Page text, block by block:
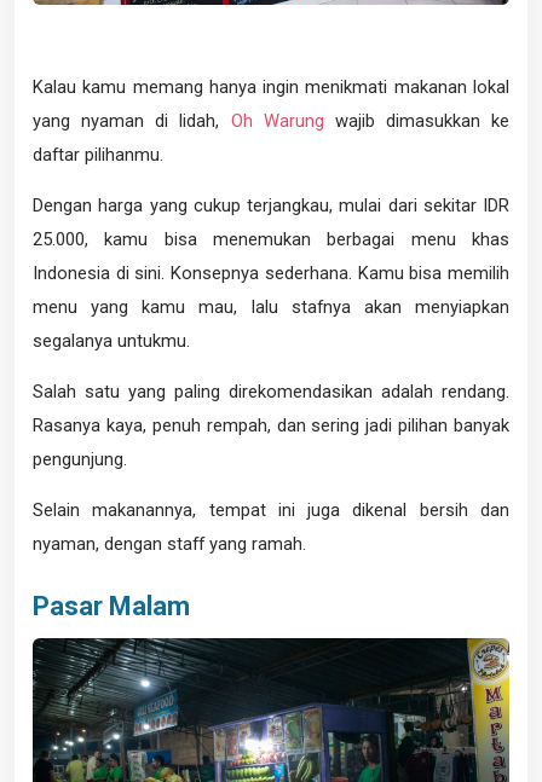
Kalau kamu memang hanya ingin menikmati makanan lokal
yang nyaman di lidah, Oh Warung wajib dimasukkan ke
daftar pilihanmu.
Dengan harga yang cukup terjangkau, mulai dari sekitar IDR
25.000, kamu bisa menemukan berbagai menu khas
Indonesia di sini. Konsepnya sederhana. Kamu bisa memilih
menu yang kamu mau, lalu stafnya akan menyiapkan
segalanya untukmu.
Salah satu yang paling direkomendasikan adalah rendang.
Rasanya kaya, penuh rempah, dan sering jadi pilihan banyak
pengunjung.
Selain makanannya, tempat ini juga dikenal bersih dan
nyaman, dengan staff yang ramah.
Pasar Malam